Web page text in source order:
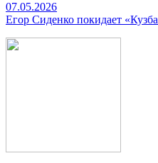
07.05.2026
Егор Сиденко покидает